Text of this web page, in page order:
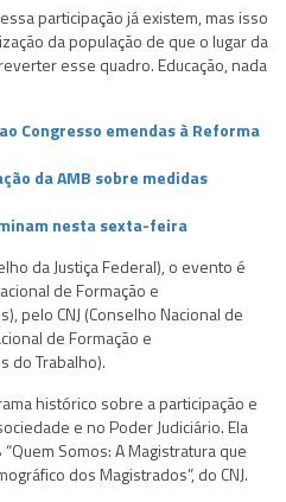
participação já existem, mas isso
da população de que o lugar da
esse quadro. Educação, nada
Congresso emendas à Reforma
da AMB sobre medidas
nesta sexta-feira
da Justiça Federal), o evento é
de Formação e
pelo CNJ (Conselho Nacional de
de Formação e
do Trabalho).
histórico sobre a participação e
e no Poder Judiciário. Ela
Somos: A Magistratura que
dos Magistrados”, do CNJ.